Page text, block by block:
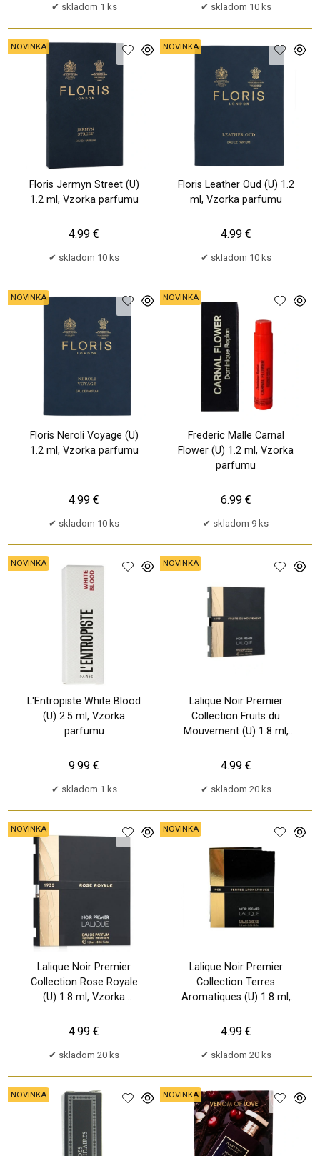
skladom 1 ks skladom 10 ks
Floris Jermyn Street (U)
1.2 ml, Vzorka parfumu
NOVINKA
skladom 10 ks
4.99 €
Floris Leather Oud (U) 1.2
ml, Vzorka parfumu
NOVINKA
skladom 10 ks
4.99 €
Floris Neroli Voyage (U)
1.2 ml, Vzorka parfumu
NOVINKA
skladom 10 ks
4.99 €
Frederic Malle Carnal
Flower (U) 1.2 ml, Vzorka
parfumu
NOVINKA
skladom 9 ks
6.99 €
L'Entropiste White Blood
(U) 2.5 ml, Vzorka
parfumu
NOVINKA
skladom 1 ks
9.99 €
Lalique Noir Premier
Collection Fruits du
Mouvement (U) 1.8 ml,
NOVINKA
skladom 20 ks
4.99 €
Lalique Noir Premier
Collection Rose Royale
(U) 1.8 ml, Vzorka
NOVINKA
skladom 20 ks
4.99 €
Lalique Noir Premier
Collection Terres
Aromatiques (U) 1.8 ml,
NOVINKA
skladom 20 ks
4.99 €
NOVINKA NOVINKA